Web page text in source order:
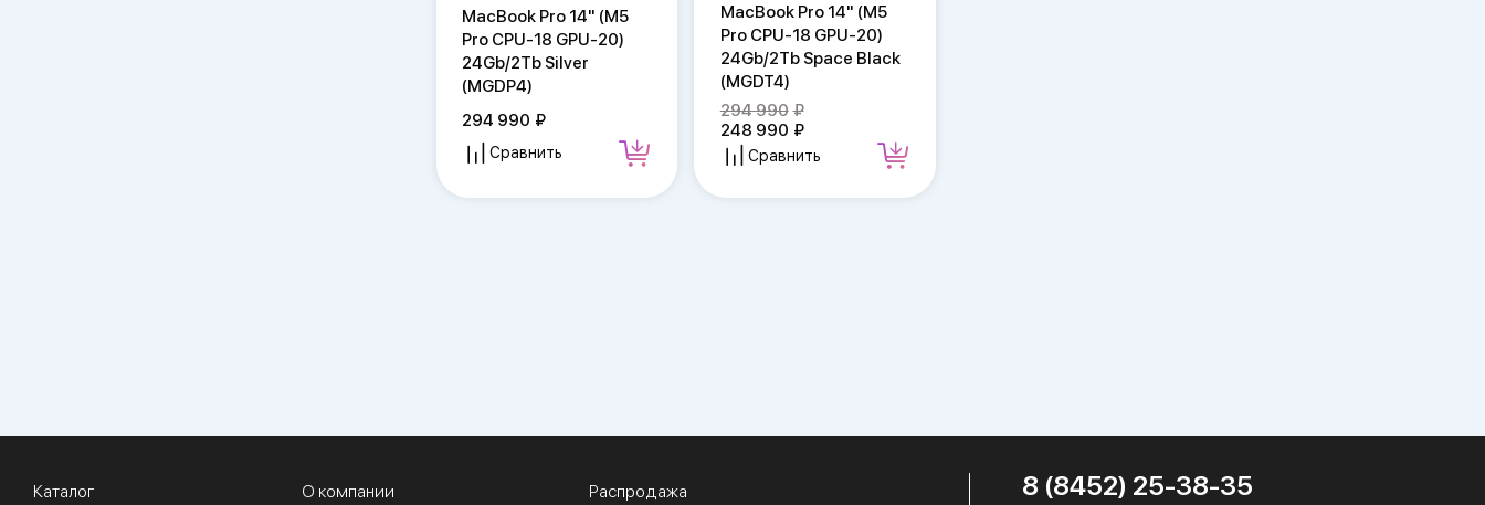
MacBook Pro 14" (M5
Pro CPU-18 GPU-20)
24Gb/2Tb Silver
(MGDP4)
294 990
Сравнить
MacBook Pro 14" (M5
Pro CPU-18 GPU-20)
24Gb/2Tb Space Black
(MGDT4)
294 990
248 990
Сравнить
Каталог
О компании
Распродажа
8 (8452) 25-38-35